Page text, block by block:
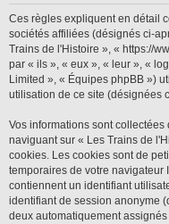
Ces règles expliquent en détail
sociétés affiliées (désignés ci-
Trains de l'Histoire », « https://
par « ils », « eux », « leur », «
Limited », « Équipes phpBB »)
utilisation de ce site (désignées
Vos informations sont
naviguant sur « Les Trains de
cookies. Les cookies sont de
temporaires de votre navigateur
contiennent un identifiant
identifiant de session anonyme
deux automatiquement